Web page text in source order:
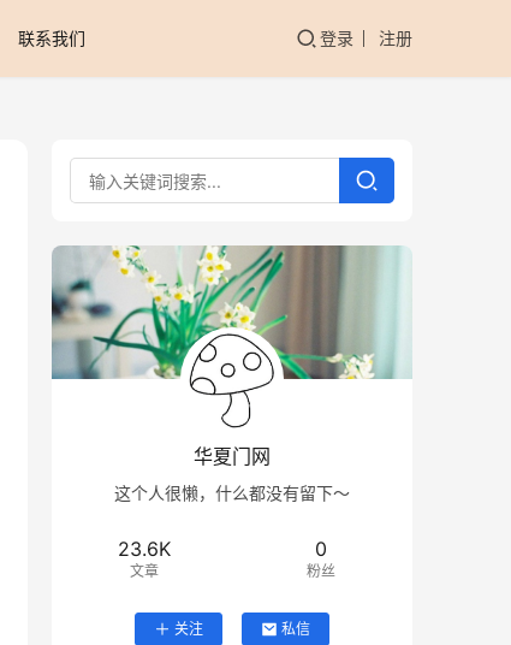
联系我们 登录 注册
华夏门网
这个人很懒，什么都没有留下～
23.6K
文章
0
粉丝
关注 私信